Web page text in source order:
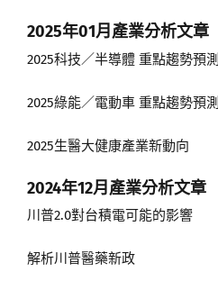
2025年01月 產業分析文章
2025科技／半導體 重點趨勢預測
2025綠能／電動車 重點趨勢預測
2025生醫大健康產業新動向
2024年12月產業分析文章
川普2.0對台積電可能的影響
解析川普醫藥新政